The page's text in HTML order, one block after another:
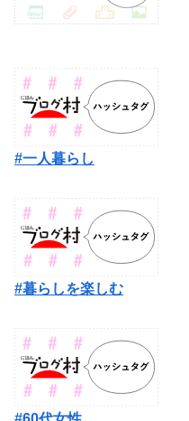
#一人暮らし
#暮らしを楽しむ